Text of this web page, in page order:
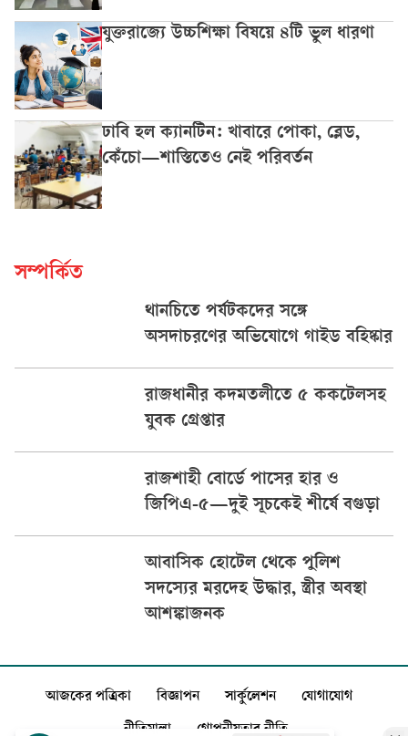
যুক্তরাজ্যে উচ্চশিক্ষা বিষয়ে ৪টি ভুল ধারণা
ঢাবি হল ক্যানটিন: খাবারে পোকা, ব্লেড,
কেঁচো—শাস্তিতেও নেই পরিবর্তন
সম্পর্কিত
থানচিতে পর্যটকদের সঙ্গে
অসদাচরণের অভিযোগে গাইড বহিষ্কার
রাজধানীর কদমতলীতে ৫ ককটেলসহ
যুবক গ্রেপ্তার
রাজশাহী বোর্ডে পাসের হার ও
জিপিএ-৫—দুই সূচকেই শীর্ষে বগুড়া
আবাসিক হোটেল থেকে পুলিশ
সদস্যের মরদেহ উদ্ধার, স্ত্রীর অবস্থা
আশঙ্কাজনক
আজকের পত্রিকা বিজ্ঞাপন সার্কুলেশন যোগাযোগ
নীতিমালা গোপনীয়তার নীতি